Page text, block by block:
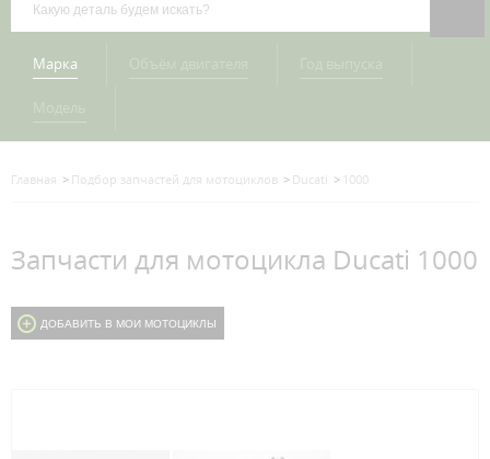
Марка
Главная Подбор запчастей для мотоциклов Ducati 1000
Запчасти для мотоцикла Ducati 1000
ДОБАВИТЬ В МОИ МОТОЦИКЛЫ